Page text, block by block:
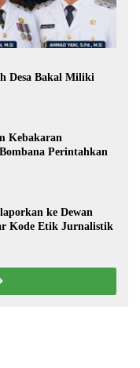
Desa Bakal Miliki
Kebakaran
Perintahkan
ke Dewan
Kode Etik Jurnalistik